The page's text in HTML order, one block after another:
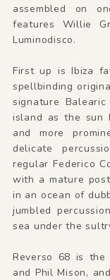
assembled on
features Willie
Luminodisco.
First up is Ibiza
spellbinding
signature
island as the sun
and more
delicate
regular Federico
with a mature
in an ocean of
jumbled
sea under the
Reverso 68 is
and Phil Mison,